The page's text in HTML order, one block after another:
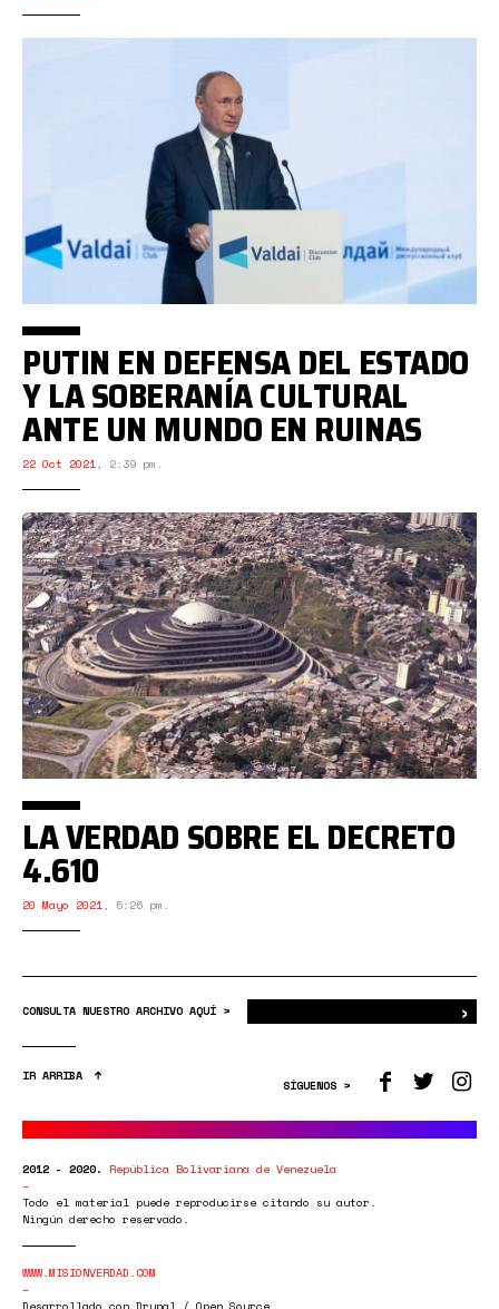
PUTIN EN DEFENSA DEL ESTADO
Y LA SOBERANÍA CULTURAL
ANTE UN MUNDO EN RUINAS
22 Oct 2021, 2:39 pm.
LA VERDAD SOBRE EL DECRETO
4.610
20 Mayo 2021, 5:26 pm.
CONSULTA NUESTRO ARCHIVO AQUÍ > ›
IR ARRIBA
SÍGUENOS >
2012 - 2020. República Bolivariana de Venezuela
Todo el material puede reproducirse citando su autor.
Ningún derecho reservado.
WWW.MISIONVERDAD.COM